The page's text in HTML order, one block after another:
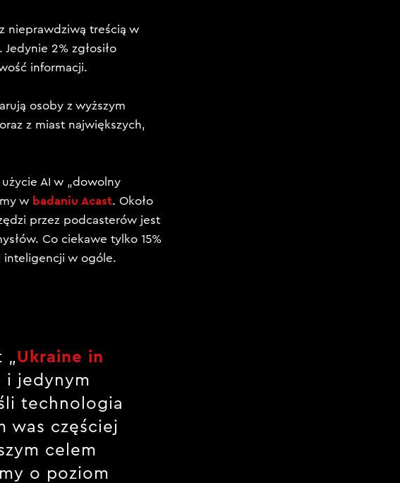
nieprawdziwą treścią w
2% zgłosiło
informacji.
osoby z wyższym
z miast największych,
AI w „dowolny
w badaniu Acast. Około
przez podcasterów jest
Co ciekawe tylko 15%
inteligencji w ogóle.
„Ukraine in
i jedynym
technologia
was częściej
celem
o poziom